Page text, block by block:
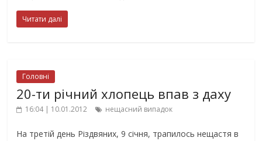
Читати далі
Головні
20-ти річний хлопець впав з даху
16:04 | 10.01.2012 нещасний випадок
На третій день Різдвяних, 9 січня, трапилось нещастя в